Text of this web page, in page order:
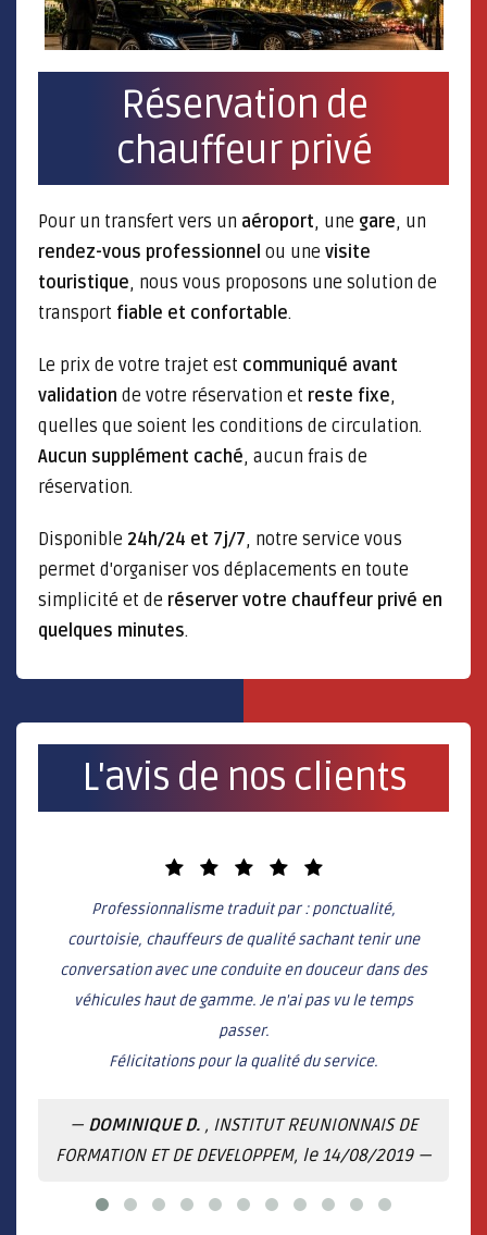
Réservation de
chauffeur privé
Pour un transfert vers un aéroport, une gare, un
rendez-vous professionnel ou une visite
touristique, nous vous proposons une solution de
transport fiable et confortable.
Le prix de votre trajet est communiqué avant
validation de votre réservation et reste fixe,
quelles que soient les conditions de circulation.
Aucun supplément caché, aucun frais de
réservation.
Disponible 24h/24 et 7j/7, notre service vous
permet d'organiser vos déplacements en toute
simplicité et de réserver votre chauffeur privé en
quelques minutes.
L'avis de nos clients
Professionnalisme traduit par : ponctualité,
courtoisie, chauffeurs de qualité sachant tenir une
conversation avec une conduite en douceur dans des
véhicules haut de gamme. Je n'ai pas vu le temps
passer.
Félicitations pour la qualité du service.
DOMINIQUE D. , INSTITUT REUNIONNAIS DE
FORMATION ET DE DEVELOPPEM, le 14/08/2019